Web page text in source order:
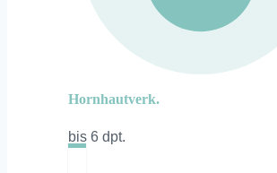
Hornhautverk.
bis 6 dpt.